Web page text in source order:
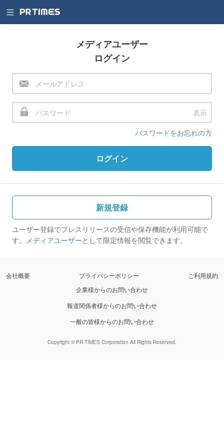
メディアユーザー
ログイン
表示
パスワードをお忘れの方
ログイン
新規登録
ユーザー登録でプレスリリースの受信や保存機能が利用可能で
す。 メディアユーザーとして限定情報を閲覧できます。
会社概要 プライバシーポリシー
ご利用規約
企業様からのお問い合わせ
報道関係者様からのお問い合わせ
一般の皆様からのお問い合わせ
Copyright © PR TIMES Corporation All Rights Reserved.